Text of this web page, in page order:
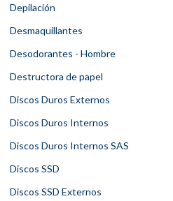
Depilación
Desmaquillantes
Desodorantes - Hombre
Destructora de papel
Discos Duros Externos
Discos Duros Internos
Discos Duros Internos SAS
Discos SSD
Discos SSD Externos